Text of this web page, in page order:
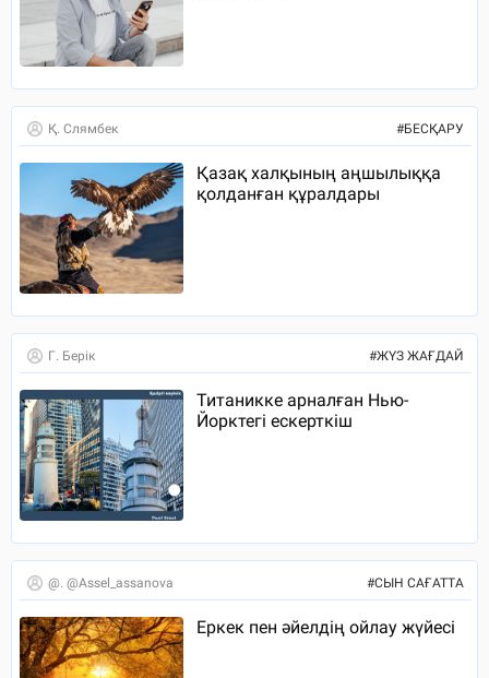
Қ. Слямбек #БЕСҚАРУ
Қазақ халқының аңшылыққа
қолданған құралдары
Г. Берік #ЖҮЗ ЖАҒДАЙ
Титаникке арналған Нью-
Йорктегі ескерткіш
@. @assel_assanova #СЫН САҒАТТА
Еркек пен әйелдің ойлау жүйесі